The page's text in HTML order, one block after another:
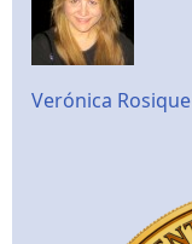
Verónica Rosique